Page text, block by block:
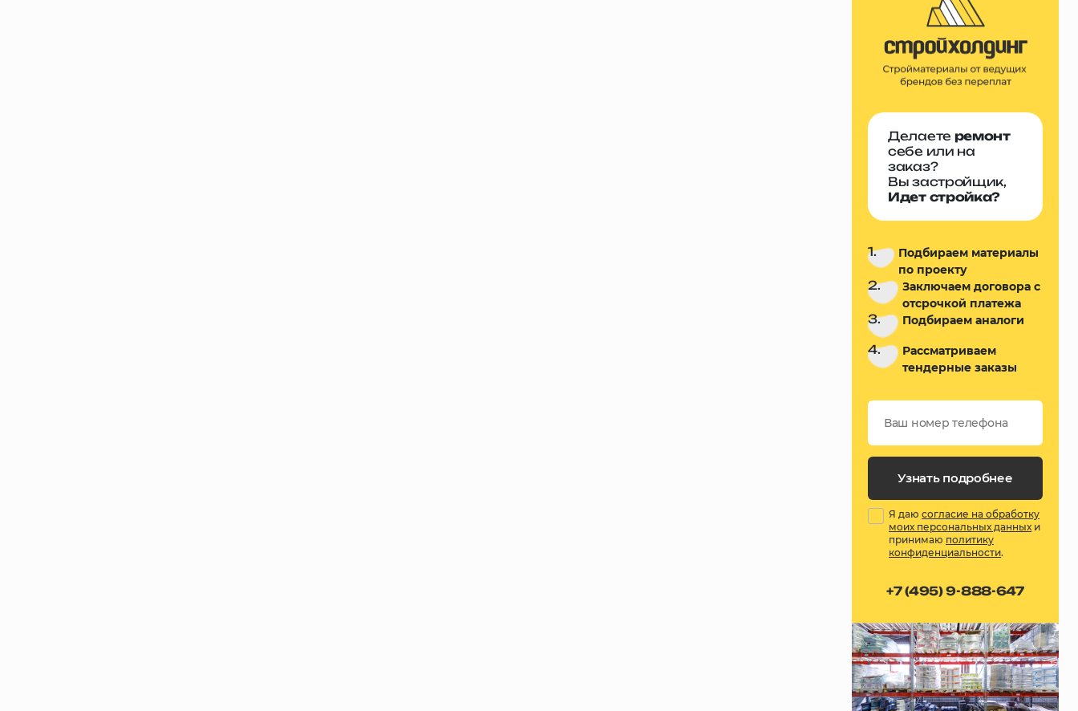
Делаете ремонт
себе или на
заказ?
Вы застройщик,
Идет стройка?
1.
Подбираем материалы
по проекту
2.
Заключаем договора с
отсрочкой платежа
3. Подбираем аналоги
4.
Рассматриваем
тендерные заказы
Узнать подробнее
Я даю согласие на обработку
моих персональных данных и
принимаю политику
конфиденциальности.
+7 (495) 9-888-647